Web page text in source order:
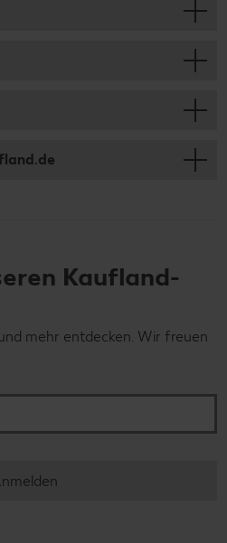
Kaufland-
mehr entdecken. Wir freuen